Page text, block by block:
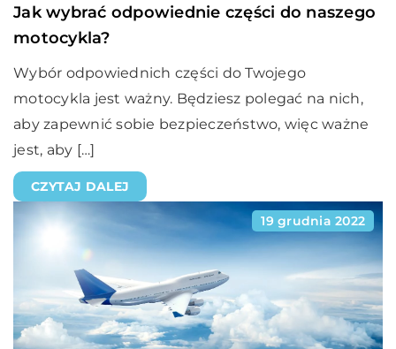
Jak wybrać odpowiednie części do naszego
motocykla?
Wybór odpowiednich części do Twojego
motocykla jest ważny. Będziesz polegać na nich,
aby zapewnić sobie bezpieczeństwo, więc ważne
jest, aby […]
CZYTAJ DALEJ
19 grudnia 2022